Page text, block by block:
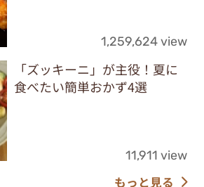
1,259,624 view
「ズッキーニ」が主役！夏に
食べたい簡単おかず4選
11,911 view
もっと見る